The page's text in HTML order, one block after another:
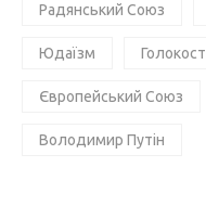
Радянський Союз
Юдаїзм Голокост
Європейський Союз
Володимир Путін